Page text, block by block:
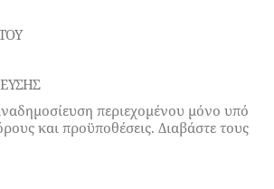
περιεχομένου μόνο υπό
και προϋποθέσεις. Διαβάστε τους